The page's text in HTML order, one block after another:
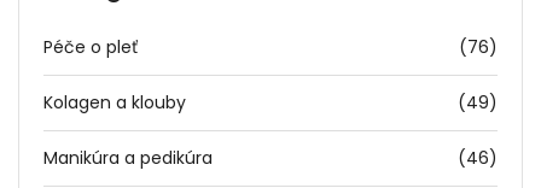
Péče o pleť (76)
Kolagen a klouby (49)
Manikúra a pedikúra (46)